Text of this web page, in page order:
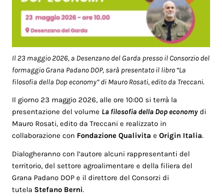
Il 23 maggio 2026, a Desenzano del Garda presso il Consorzio del
formaggio Grana Padano DOP, sarà presentato il libro “La
filosofia della Dop economy” di Mauro Rosati, edito da Treccani.
Il giorno 23 maggio 2026, alle ore 10:00 si terrà la
presentazione del volume La filosofia della Dop economy di
Mauro Rosati, edito da Treccani e realizzato in
collaborazione con Fondazione Qualivita eOrigin Italia.
Dialogheranno con l’autore alcuni rappresentanti del
territorio, del settore agroalimentare e della filiera del
Grana Padano DOP e il direttore del Consorzi di
tutela Stefano Berni.